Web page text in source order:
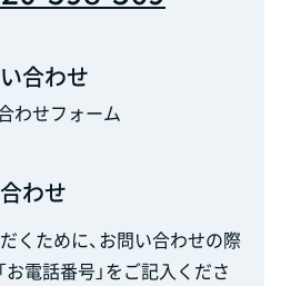
合わせ
わせフォーム
わせ
くために、お問い合わせの際
「お電話番号」をご記入くださ